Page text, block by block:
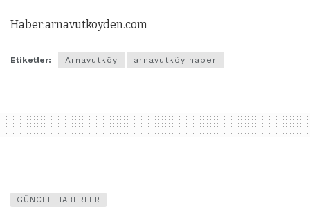
Haber:arnavutkoyden.com
Etiketler: Arnavutköy arnavutköy haber
GÜNCEL HABERLER